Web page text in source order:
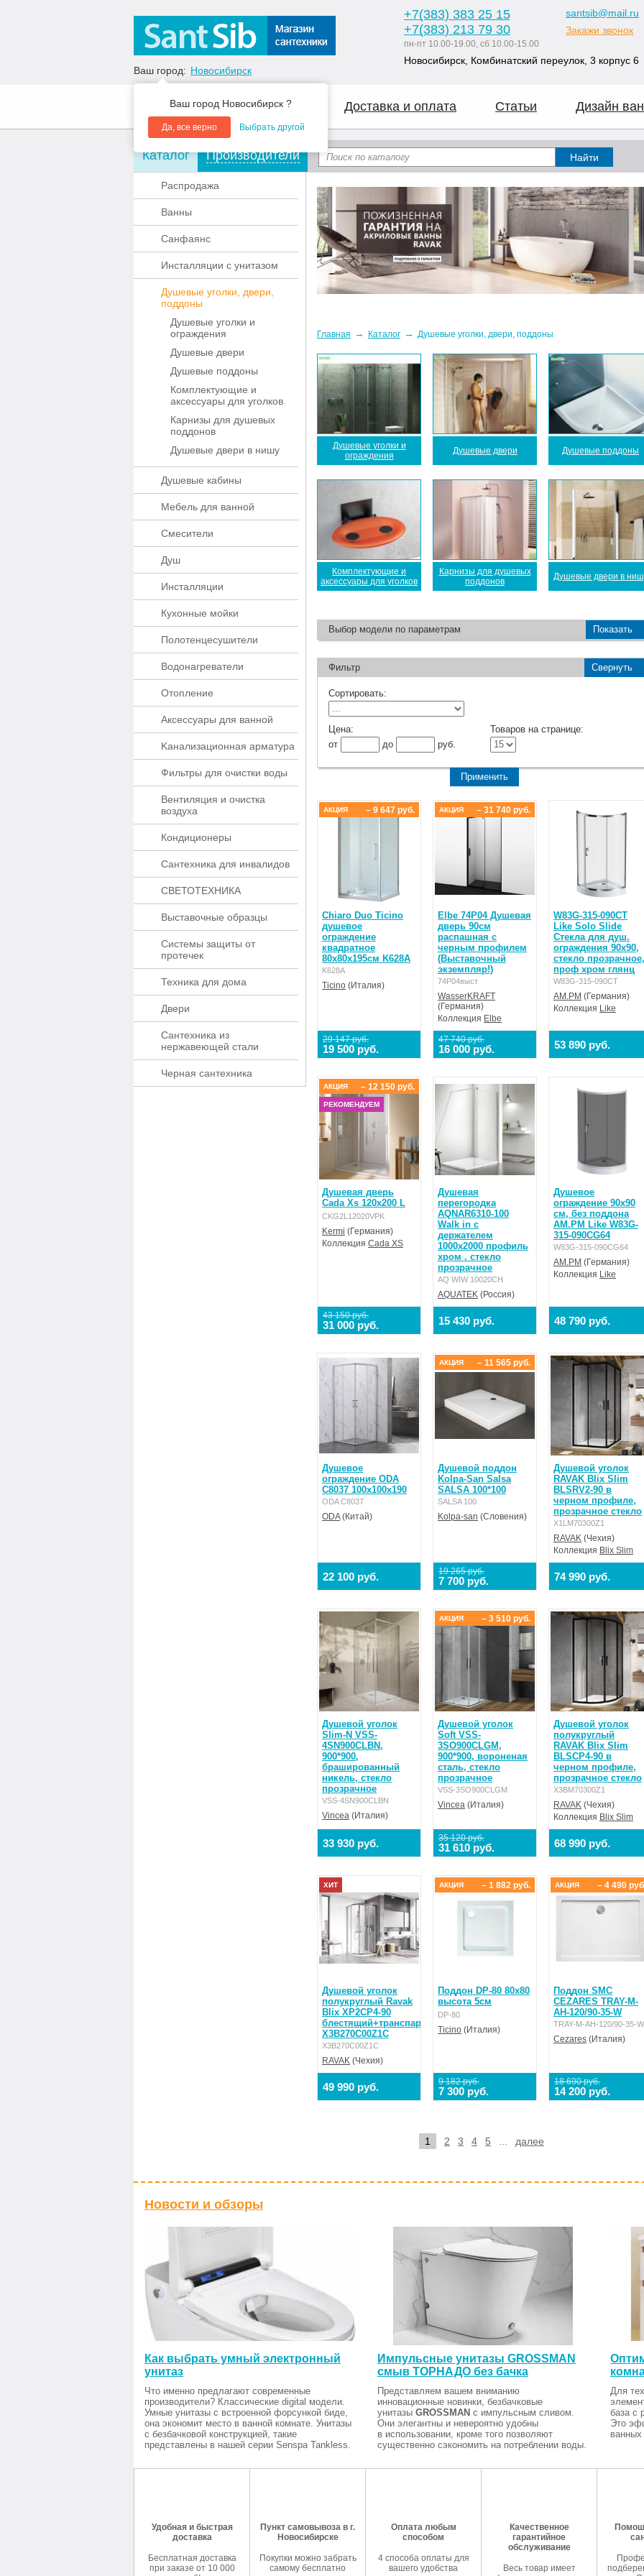
Ваш город: Новосибирск
Ваш город Новосибирск ?
Да, все верно Выбрать другой
+7(383) 383 25 15
+7(383) 213 79 30
пн-пт 10.00-19.00, сб 10.00-15.00
santsib@mail.ru
Закажи звонок
Новосибирск, Комбинатский переулок, 3 корпус 6
О компании Акции Доставка и оплата Статьи Дизайн
Каталог Производители
Распродажа
Ванны
Санфаянс
Инсталляции с унитазом
Душевые уголки, двери,
поддоны
Душевые уголки и
ограждения
Душевые двери
Душевые поддоны
Комплектующие и
аксессуары для уголков
Карнизы для душевых
поддонов
Душевые двери в нишу
Душевые кабины
Мебель для ванной
Смесители
Душ
Инсталляции
Кухонные мойки
Полотенцесушители
Водонагреватели
Отопление
Аксессуары для ванной
Kaнaлизaционнaя apматypa
Фильтры для очистки воды
Вентиляция и очистка
воздуха
Кондиционеры
Сантехника для инвалидов
СВЕТОТЕХНИКА
Выставочные образцы
Системы защиты от
протечек
Техника для дома
Двери
Сантехника из
нержавеющей стали
Черная сантехника
Главная → Каталог → Душевые уголки, двери, поддоны
Душевые уголки и
ограждения
Душевые двери Душевые поддоны
Комплектующие и
аксессуары для уголков
Карнизы для душевых
поддонов
Душевые двери в
Выбор модели по параметрам Показать
Фильтр Свернуть
Сортировать:
Цена:
от
до руб.
Товаров на странице:
Chiaro Duo Ticino
душевое
ограждение
квадратное
80х80х195см K628A
K628A
Ticino (Италия)
29 147 руб.
19 500 руб.
– 9 647 руб.
АКЦИЯ
Elbe 74P04 Душевая
дверь 90см
распашная с
черным профилем
(Выставочный
экземпляр!)
74P04выст
WasserKRAFT
(Германия)
Коллекция Elbe
47 740 руб.
16 000 руб.
– 31 740 руб.
АКЦИЯ
W83G-315-090CT
Like Solo Slide
Стекла для душ.
ограждения 90x90,
стекло прозрачное,
проф хром глянц
W83G-315-090CT
AM.PM (Германия)
Коллекция Like
53 890 руб.
Душевая дверь
Cada Xs 120x200 L
CKG2L12020VPK
Kermi (Германия)
Коллекция Cada XS
43 150 руб.
31 000 руб.
– 12 150 руб.
АКЦИЯ
РЕКОМЕНДУЕМ
Душевая
перегородка
AQNAR6310-100
Walk in с
держателем
1000x2000 профиль
хром . стекло
прозрачное
AQ WIW 10020CH
AQUATEK (Россия)
15 430 руб.
Душевое
ограждение 90x90
см, без поддона
AM.PM Like W83G-
315-090CG64
W83G-315-090CG64
AM.PM (Германия)
Коллекция Like
48 790 руб.
Душевое
ограждение ODA
С8037 100x100x190
ODA С8037
ODA(Китай)
22 100 руб.
Душевой поддон
Kolpa-San Salsa
SALSA 100*100
SALSA 100
Kolpa-san (Словения)
19 265 руб.
7 700 руб.
– 11 565 руб.
АКЦИЯ
Душевой уголок
RAVAK Blix Slim
BLSRV2-90 в
черном профиле,
прозрачное стекло
X1LM70300Z1
RAVAK (Чехия)
Коллекция Blix Slim
74 990 руб.
Душевой уголок
Slim-N VSS-
4SN900CLBN,
900*900,
брашированный
никель, стекло
прозрачное
VSS-4SN900CLBN
Vincea (Италия)
33 930 руб.
Душевой уголок
Soft VSS-
3SO900CLGM,
900*900, вороненая
сталь, стекло
прозрачное
VSS-3SO900CLGM
Vincea (Италия)
35 120 руб.
31 610 руб.
– 3 510 руб.
АКЦИЯ
Душевой уголок
полукруглый
RAVAK Blix Slim
BLSCP4-90 в
черном профиле,
прозрачное стекло
X3BM70300Z1
RAVAK (Чехия)
Коллекция Blix Slim
68 990 руб.
Душевой уголок
полукруглый Ravak
Blix XP2CP4-90
блестящий+транспарент
X3B270C00Z1C
X3B270C00Z1C
RAVAK (Чехия)
49 990 руб.
ХИТ
Поддон DP-80 80x80
высота 5см
DP-80
Ticino (Италия)
9 182 руб.
7 300 руб.
– 1 882 руб.
АКЦИЯ
Поддон SMC
CEZARES TRAY-M-
AH-120/90-35-W
TRAY-M-AH-120/90-35-W
Cezares (Италия)
18 690 руб.
14 200 руб.
– 4 490
АКЦИЯ
1 2 3 4 5 далее
Новости и обзоры
Как выбрать умный электронный
унитаз
Что именно предлагают современные
производители? Классические digital модели.
Умные унитазы с встроенной форсункой биде,
она экономит место в ванной комнате. Унитазы
с безбачковой конструкцией, такие
представлены в нашей серии Senspa Tankless.
Импульсные унитазы GROSSMAN
смыв ТОРНАДО без бачка
Представляем вашем вниманию
инновационные новинки, безбачковые
унитазы GROSSMAN с импульсным сливом.
Они элегантны и невероятно удобны
в использовании, кроме того позволяют
существенно сэкономить на потреблении воды.
Для
база с
Это
ванных
Удобная и быстрая
доставка
Бесплатная доставка
при заказе от 10 000
Пункт самовывоза в г.
Новосибирске
Покупки можно забрать
самому бесплатно
Оплата любым
способом
4 способа оплаты для
вашего удобства
Качественное
гарантийное
обслуживание
Весь товар имеет